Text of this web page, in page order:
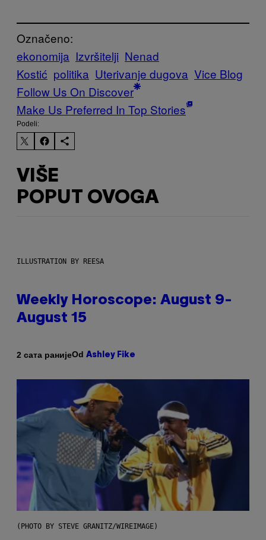
Označeno:
ekonomija Izvršitelji Nenad
Kostić politika Uterivanje dugova Vice Blog
Follow Us On Discover
Make Us Preferred In Top Stories
Podeli:
VIŠE
POPUT OVOGA
ILLUSTRATION BY REESA
Weekly Horoscope: August 9-
August 15
2 сата ранијеOd Ashley Fike
(PHOTO BY STEVE GRANITZ/WIREIMAGE)